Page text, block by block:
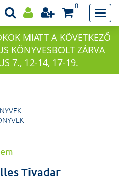
0
MIATT A KÖVETKEZŐ
KÖNYVESBOLT ZÁRVA
7., 12-14, 17-19.
Tivadar